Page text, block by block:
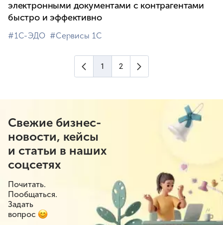
электронными документами с контрагентами
быстро и эффективно
#⁣1С-ЭДО #⁣Сервисы 1С
Предыдущая страница
1 2
Свежие бизнес-
новости, кейсы
и статьи в наших
соцсетях
Почитать.
Пообщаться.
Задать
вопрос